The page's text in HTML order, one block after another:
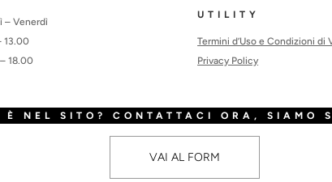
– Venerdì
13.00
18.00
UTILITY
Termini d’Uso e Condizioni di
Privacy Policy
È NEL SITO? CONTATTACI ORA, SIAMO
VAI AL FORM